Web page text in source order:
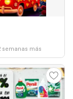
semanas más